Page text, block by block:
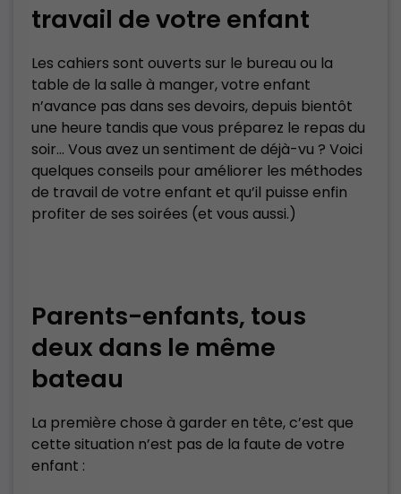
travail de votre enfant
Les cahiers sont ouverts sur le bureau ou la
table de la salle à manger, votre enfant
n’avance pas dans ses devoirs, depuis bientôt
une heure tandis que vous préparez le repas du
soir… Vous avez un sentiment de déjà-vu ? Voici
quelques conseils pour améliorer les méthodes
de travail de votre enfant et qu’il puisse enfin
profiter de ses soirées (et vous aussi.)
Parents-enfants, tous
deux dans le même
bateau
La première chose à garder en tête, c’est que
cette situation n’est pas de la faute de votre
enfant :